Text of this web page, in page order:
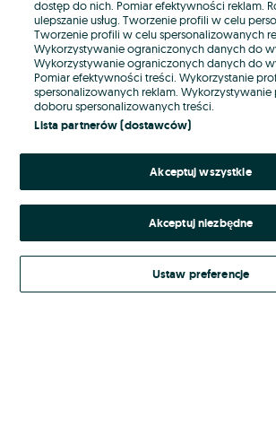
Hasło
Nie pamiętasz hasła?
Zaloguj się
Kontynuując za pośrednictwem jednego z
Regulamin serwisuOLX.pl w jego
dostęp do nich. Pomiar efektywności reklam.
ulepszanie usług. Tworzenie profili w celu
Tworzenie profili w celu spersonalizowanych
Wykorzystywanie ograniczonych danych do
Wykorzystywanie ograniczonych danych do
Pomiar efektywności treści. Wykorzystanie
spersonalizowanych reklam.
doboru spersonalizowanych treści.
Lista partnerów (dostawców)
Akceptuj wszystkie
Akceptuj niezbędne
Ustaw preferencje